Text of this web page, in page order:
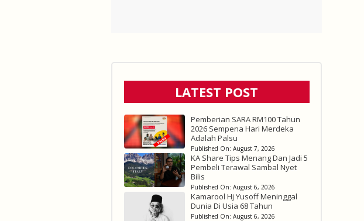
LATEST POST
Pemberian SARA RM100 Tahun
2026 Sempena Hari Merdeka
Adalah Palsu
Published On: August 7, 2026
KA Share Tips Menang Dan Jadi 5
Pembeli Terawal Sambal Nyet
Bilis
Published On: August 6, 2026
Kamarool Hj Yusoff Meninggal
Dunia Di Usia 68 Tahun
Published On: August 6, 2026